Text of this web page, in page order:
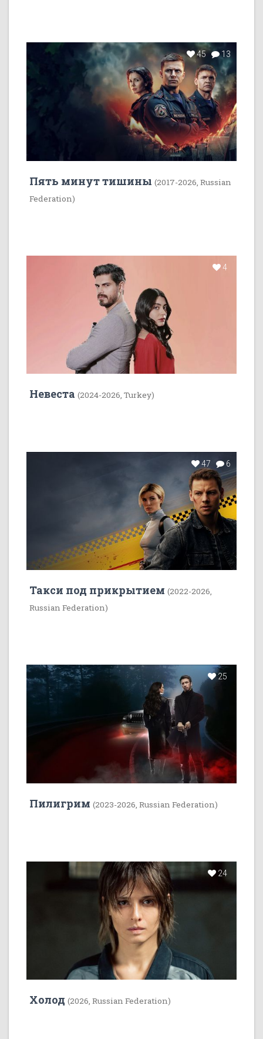
45 13
Пять минут тишины (2017-2026, Russian
Federation)
4
Невеста (2024-2026, Turkey)
47 6
Такси под прикрытием (2022-2026,
Russian Federation)
25
Пилигрим (2023-2026, Russian Federation)
24
Холод (2026, Russian Federation)